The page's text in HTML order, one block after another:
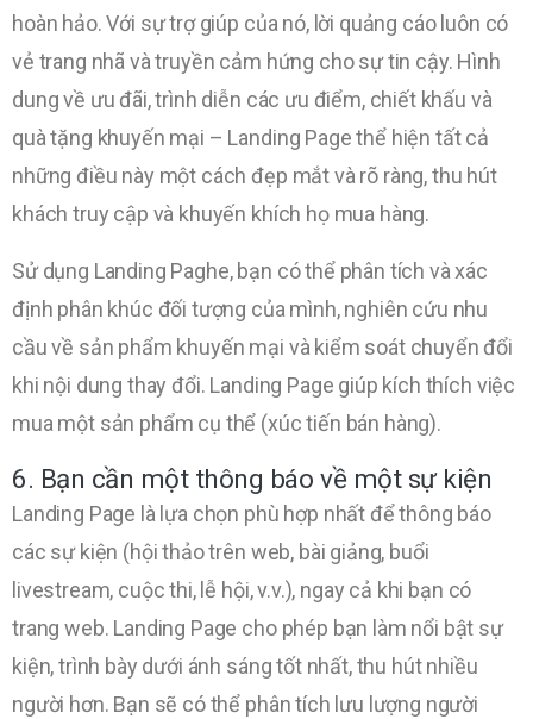
hoàn hảo. Với sự trợ giúp của nó, lời quảng cáo luôn có
vẻ trang nhã và truyền cảm hứng cho sự tin cậy. Hình
dung về ưu đãi, trình diễn các ưu điểm, chiết khấu và
quà tặng khuyến mại – Landing Page thể hiện tất cả
những điều này một cách đẹp mắt và rõ ràng, thu hút
khách truy cập và khuyến khích họ mua hàng.
Sử dụng Landing Paghe, bạn có thể phân tích và xác
định phân khúc đối tượng của mình, nghiên cứu nhu
cầu về sản phẩm khuyến mại và kiểm soát chuyển đổi
khi nội dung thay đổi. Landing Page giúp kích thích việc
mua một sản phẩm cụ thể (xúc tiến bán hàng).
6. Bạn cần một thông báo về một sự kiện
Landing Page là lựa chọn phù hợp nhất để thông báo
các sự kiện (hội thảo trên web, bài giảng, buổi
livestream, cuộc thi, lễ hội, v.v.), ngay cả khi bạn có
trang web. Landing Page cho phép bạn làm nổi bật sự
kiện, trình bày dưới ánh sáng tốt nhất, thu hút nhiều
người hơn. Bạn sẽ có thể phân tích lưu lượng người